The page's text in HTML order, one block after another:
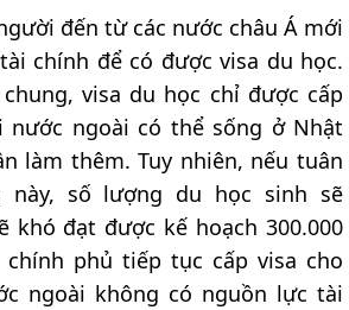
đến từ các nước châu Á mới
chính để có được visa du học.
visa du học chỉ được cấp
nước ngoài có thể sống ở Nhật
làm thêm. Tuy nhiên, nếu tuân
này, số lượng du học sinh sẽ
khó đạt được kế hoạch 300.000
chính phủ tiếp tục cấp visa cho
ngoài không có nguồn lực tài